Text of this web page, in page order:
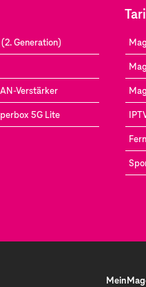
Generation)
Verstärker
5G Lite